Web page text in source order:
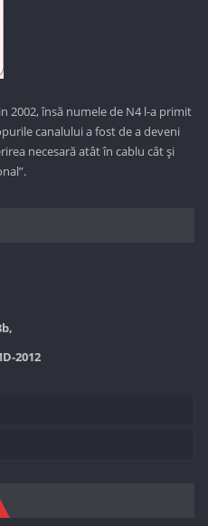
2002, însă numele de N4 l-a primit
canalului a fost de a deveni
necesară atât în cablu cât și
2012